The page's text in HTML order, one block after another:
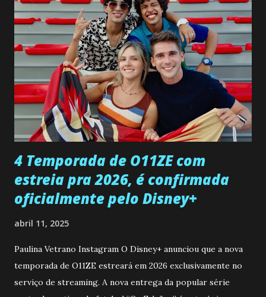
pessoa que ela tanto desejou durante toda a vida. Camila
entra no quarto de Gabriel e imagina como seria o
encontro deles, quando conseguir seduzi-lo. Manuel avisa a
Paula sobre a suposta infidelidade de Gabriel com Joana.
Rogerio consegue se livrar de todas as suspeitas pelo
desaparecimento de Francisco, apontando que ele poderia
ter sido vítima da fúria de Gabriel. Artur informa a Gabriel
que a clínica inseminou por engano outra paciente, que está
...
4 Temporada de O11ZE com
estreia pra 2026, é confirmada
oficialmente pelo Disney+
abril 11, 2025
Paulina Vetrano Instagram O Disney+ anunciou que a nova
temporada de O11ZE estreará em 2026 exclusivamente no
serviço de streaming. A nova entrega da popular série